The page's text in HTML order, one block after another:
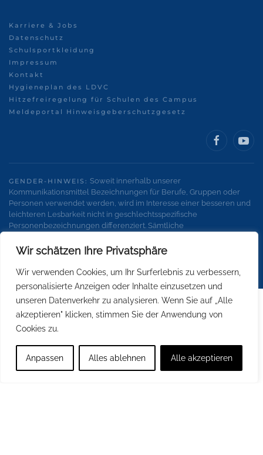
Wir schätzen Ihre Privatsphäre
Wir verwenden Cookies, um Ihr Surferlebnis zu verbessern,
personalisierte Anzeigen oder Inhalte einzusetzen und
unseren Datenverkehr zu analysieren. Wenn Sie auf „Alle
akzeptieren" klicken, stimmen Sie der Anwendung von
Cookies zu.
Anpassen Alles ablehnen Alle akzeptieren
Karriere & Jobs
Datenschutz
Schulsportkleidung
Impressum
Kontakt
Hygieneplan des LDVC
Hitzefreiregelung für Schulen des Campus
Meldeportal Hinweisgeberschutzgesetz
GENDER-HINWEIS: Soweit innerhalb unserer
Kommunikationsmittel Bezeichnungen für Berufe, Gruppen oder
Personen verwendet werden, wird im Interesse einer besseren und
leichteren Lesbarkeit nicht in geschlechtsspezifische
Personenbezeichnungen differenziert. Sämtliche
Geschlechter.